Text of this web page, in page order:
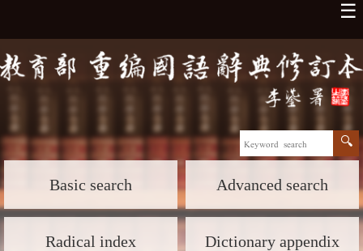
☰
Basic search Advanced search
Radical index Dictionary appendix